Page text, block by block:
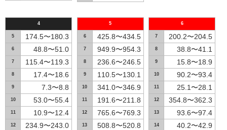
4
5 174.5〜180.3
6 48.8〜51.0
7 115.4〜119.3
8 17.4〜18.6
9 7.3〜8.8
10 53.0〜55.4
11 10.9〜12.4
12 234.9〜243.0
5
6 425.8〜434.5
7 949.9〜954.3
8 236.6〜246.5
9 110.5〜130.1
10 341.0〜346.9
11 191.6〜211.8
12 765.6〜769.3
13 508.8〜520.8
6
7 200.2〜204.5
8 38.8〜41.1
9 15.8〜18.9
10 90.2〜93.4
11 25.1〜28.1
12 354.8〜362.3
13 93.6〜97.4
14 40.2〜42.9